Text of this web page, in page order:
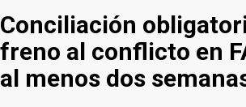
Conciliación
freno al conflicto en
al menos dos